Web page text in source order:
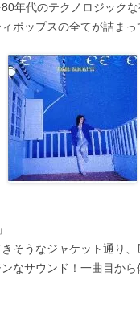
年代のテクノロジック
ポップスの全てが詰まっ
そうなジャケット通り
なサウンド！一曲目か